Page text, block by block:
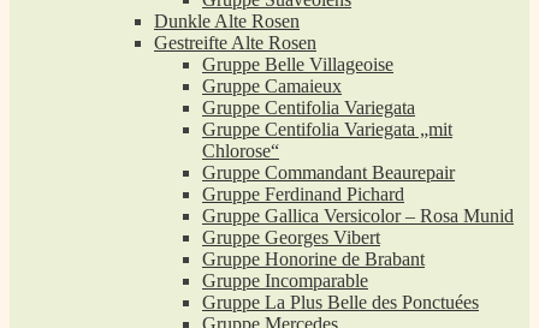
Dunkle Alte Rosen
Gestreifte Alte Rosen
Gruppe Belle Villageoise
Gruppe Camaieux
Gruppe Centifolia Variegata
Gruppe Centifolia Variegata „mit
Chlorose“
Gruppe Commandant Beaurepair
Gruppe Ferdinand Pichard
Gruppe Gallica Versicolor – Rosa Munid
Gruppe Georges Vibert
Gruppe Honorine de Brabant
Gruppe Incomparable
Gruppe La Plus Belle des Ponctuées
Gruppe Mercedes